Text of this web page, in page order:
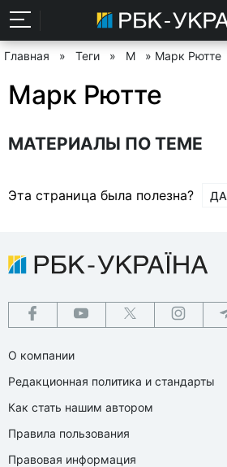
Главная » Теги » М » Марк Рютте
Марк Рютте
МАТЕРИАЛЫ ПО ТЕМЕ
Эта страница была полезна? ДА
О компании
Редакционная политика и стандарты
Как стать нашим автором
Правила пользования
Правовая информация